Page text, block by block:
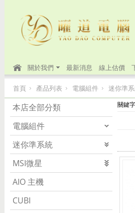
關於我們 最新消息 線上估價
首頁 產品列表 電腦組件 迷你準
本店全部分類
電腦組件
迷你準系統
MSI微星
AIO 主機
CUBI
關鍵字